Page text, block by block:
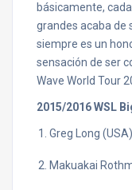
básicamente,
grandes acaba de
siempre es un
sensación de ser
Wave World Tour
2015/2016 WSL
Greg Long
Makuakai